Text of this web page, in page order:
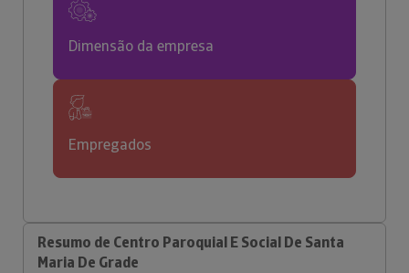
Dimensão da empresa
Empregados
Resumo de Centro Paroquial E Social De Santa
Maria De Grade